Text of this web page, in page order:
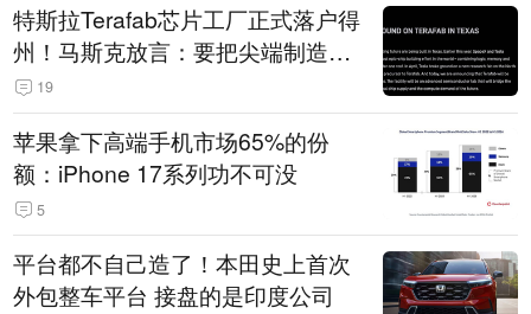
特斯拉Terafab芯片工厂正式落户得
州！马斯克放言：要把尖端制造带
回美国
19
苹果拿下高端手机市场65%的份
额：iPhone 17系列功不可没
5
平台都不自己造了！本田史上首次
外包整车平台 接盘的是印度公司